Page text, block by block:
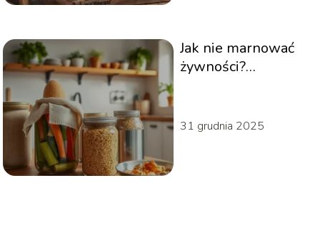
Jak nie marnować
żywności?
31 grudnia 2025